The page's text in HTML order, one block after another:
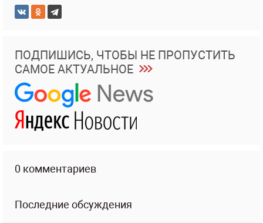
ПОДПИШИСЬ, ЧТОБЫ НЕ ПРОПУСТИТЬ
САМОЕ АКТУАЛЬНОЕ
0 комментариев
Последние обсуждения